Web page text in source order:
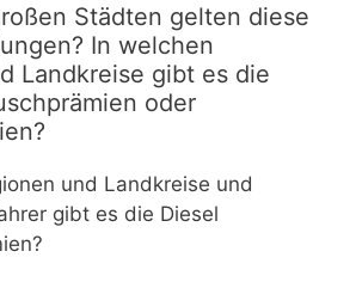
Städten gelten diese
In welchen
Landkreise gibt es die
oder
und Landkreise und
gibt es die Diesel